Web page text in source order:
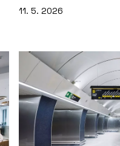
11. 5. 2026